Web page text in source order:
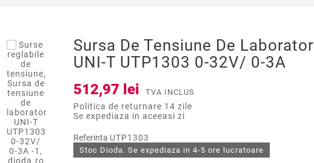
Sursa De Tensiune De Laborator
UNI-T UTP1303 0-32V/ 0-3A
512,97 lei TVA INCLUS
Politica de returnare 14 zile
Se expediaza in aceeasi zi
Referinta UTP1303
Stoc Dioda. Se expediaza in 4-5 ore lucratoare